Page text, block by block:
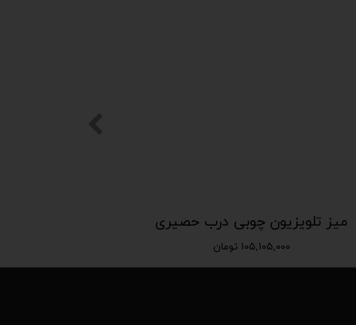
میز تلویزیون چوبی درب حصیری
۱۰۵,۱۰۵,۰۰۰ تومان